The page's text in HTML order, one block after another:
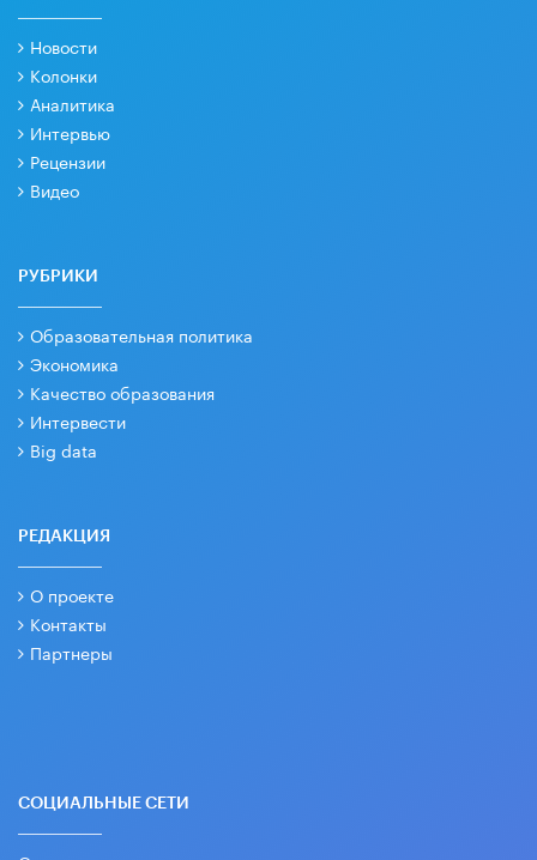
Новости
Колонки
Аналитика
Интервью
Рецензии
Видео
РУБРИКИ
Образовательная политика
Экономика
Качество образования
Интервести
Big data
РЕДАКЦИЯ
О проекте
Контакты
Партнеры
СОЦИАЛЬНЫЕ СЕТИ